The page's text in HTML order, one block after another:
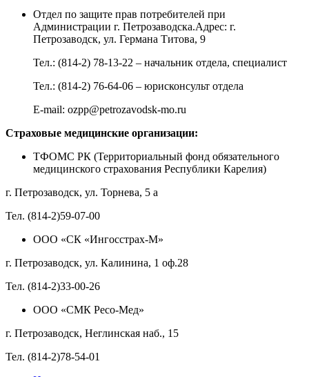
Отдел по защите прав потребителей при
Администрации г. Петрозаводска.Адрес: г.
Петрозаводск, ул. Германа Титова, 9
Тел.: (814-2) 78-13-22 – начальник отдела, специалист
Тел.: (814-2) 76-64-06 – юрисконсульт отдела
E-mail: ozpp@petrozavodsk-mo.ru
Страховые медицинские организации:
ТФОМС РК (Территориальный фонд обязательного
медицинского страхования Республики Карелия)
г. Петрозаводск, ул. Торнева, 5 а
Тел. (814-2)59-07-00
ООО «СК «Ингосстрах-М»
г. Петрозаводск, ул. Калинина, 1 оф.28
Тел. (814-2)33-00-26
ООО «СМК Ресо-Мед»
г. Петрозаводск, Неглинская наб., 15
Тел. (814-2)78-54-01